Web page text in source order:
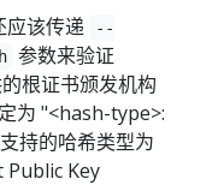
应该传递
--
参数来验证
根证书颁发机构
为 "<hash-type>:
持的哈希类型为
Public Key